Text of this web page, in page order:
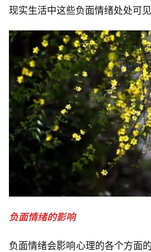
现实生活中这些负面情绪处处可见
负面情绪的影响
负面情绪会影响心理的各个方面